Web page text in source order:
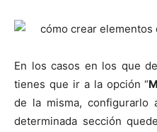
En los casos en los que
tienes que ir a la opción “
de la misma, configurarlo
determinada sección